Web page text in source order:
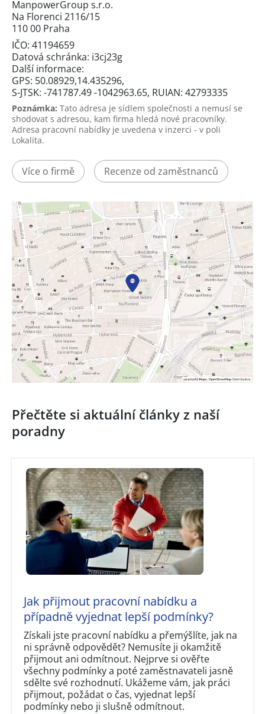
ManpowerGroup s.r.o.
Na Florenci 2116/15
110 00 Praha
IČO: 41194659
Datová schránka: i3cj23g
Další informace:
GPS: 50.08929,14.435296,
S-JTSK: -741787.49 -1042963.65, RUIAN: 42793335
Poznámka: Tato adresa je sídlem společnosti a nemusí se
shodovat s adresou, kam firma hledá nové pracovníky.
Adresa pracovní nabídky je uvedena v inzerci - v poli
Lokalita.
Více o firmě Recenze od zaměstnanců
Přečtěte si aktuální články z naší
poradny
Jak přijmout pracovní nabídku a
případně vyjednat lepší podmínky?
Získali jste pracovní nabídku a přemýšlíte, jak na
ni správně odpovědět? Nemusíte ji okamžitě
přijmout ani odmítnout. Nejprve si ověřte
všechny podmínky a poté zaměstnavateli jasně
sdělte své rozhodnutí. Ukážeme vám, jak práci
přijmout, požádat o čas, vyjednat lepší
podmínky nebo ji slušně odmítnout.